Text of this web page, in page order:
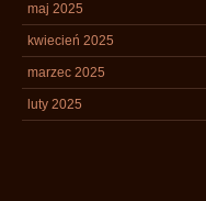
maj 2025
kwiecień 2025
marzec 2025
luty 2025